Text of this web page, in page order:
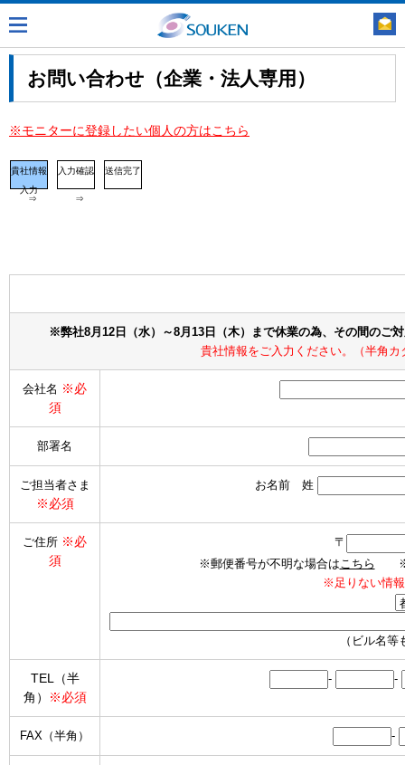
お問い合わせ（企業・法人専用）
※モニターに登録したい個人の方はこちら
貴社情報
入力
⇒
入力確認
⇒
送信完了
※弊社8月12日（水）～8月13日（木）まで休業の為、その間のご
貴社情報をご入力ください。（半角
会社名 ※必
須
部署名
ご担当者さま
※必須
お名前 姓
ご住所 ※必
須
〒
※郵便番号が不明な場合はこちら ※海
※足りない情
（ビル名
TEL（半
角）
※必須
- -
FAX（半角） -